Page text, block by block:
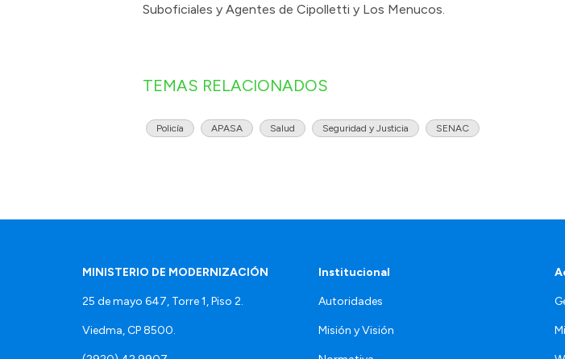
Suboficiales y Agentes de Cipolletti y Los Menucos.
TEMAS RELACIONADOS
Policía APASA Salud Seguridad y Justicia SENAC
MINISTERIO DE MODERNIZACIÓN
25 de mayo 647, Torre 1, Piso 2.
Viedma, CP 8500.
Institucional
Autoridades
Misión y Visión